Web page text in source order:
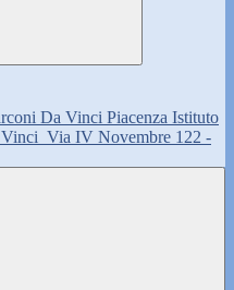
Istituto
Via IV Novembre 122 -